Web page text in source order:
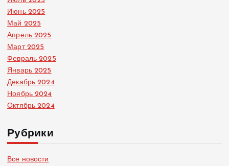
Июнь 2025
Май 2025
Апрель 2025
Март 2025
Февраль 2025
Январь 2025
Декабрь 2024
Ноябрь 2024
Октябрь 2024
Рубрики
Все новости